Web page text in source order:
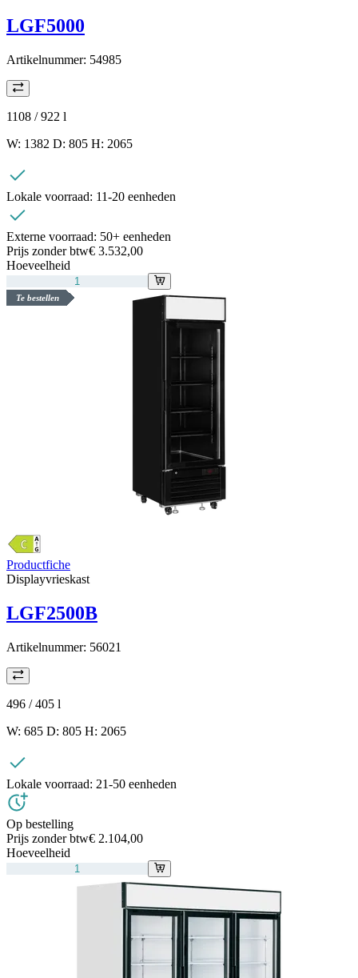
LGF5000
Artikelnummer: 54985
1108 / 922 l
W: 1382 D: 805 H: 2065
Lokale voorraad: 11-20 eenheden
Externe voorraad: 50+ eenheden
Prijs zonder btw€ 3.532,00
Hoeveelheid
Te bestellen
Productfiche
Displayvrieskast
LGF2500B
Artikelnummer: 56021
496 / 405 l
W: 685 D: 805 H: 2065
Lokale voorraad: 21-50 eenheden
Op bestelling
Prijs zonder btw€ 2.104,00
Hoeveelheid